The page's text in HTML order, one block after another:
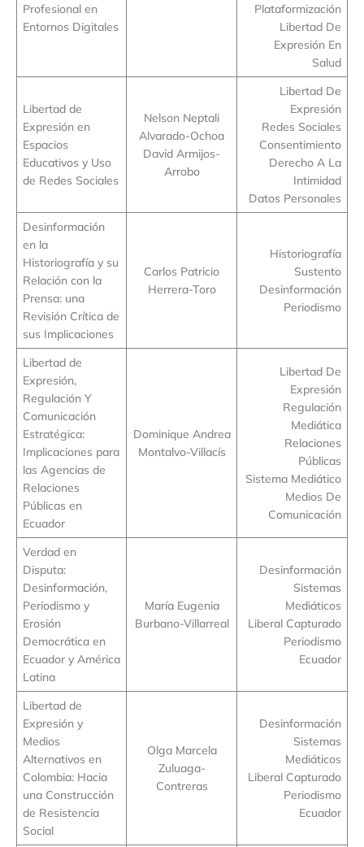
Profesional en
Entornos Digitales
Plataformización
Libertad De
Expresión En
Salud
Libertad de
Expresión en
Espacios
Educativos y Uso
de Redes Sociales
Nelson Neptali
Alvarado-Ochoa
David Armijos-
Arrobo
Libertad De
Expresión
Redes Sociales
Consentimiento
Derecho A La
Intimidad
Datos Personales
Desinformación
en la
Historiografía y su
Relación con la
Prensa: una
Revisión Crítica de
sus Implicaciones
Carlos Patricio
Herrera-Toro
Historiografía
Sustento
Desinformación
Periodismo
Libertad de
Expresión,
Regulación Y
Comunicación
Estratégica:
Implicaciones para
las Agencias de
Relaciones
Públicas en
Ecuador
Dominique Andrea
Montalvo-Villacís
Libertad De
Expresión
Regulación
Mediática
Relaciones
Públicas
Sistema Mediático
Medios De
Comunicación
Verdad en
Disputa:
Desinformación,
Periodismo y
Erosión
Democrática en
Ecuador y América
Latina
María Eugenia
Burbano-Villarreal
Desinformación
Sistemas
Mediáticos
Liberal Capturado
Periodismo
Ecuador
Libertad de
Expresión y
Medios
Alternativos en
Colombia: Hacia
una Construcción
de Resistencia
Social
Olga Marcela
Zuluaga-
Contreras
Desinformación
Sistemas
Mediáticos
Liberal Capturado
Periodismo
Ecuador